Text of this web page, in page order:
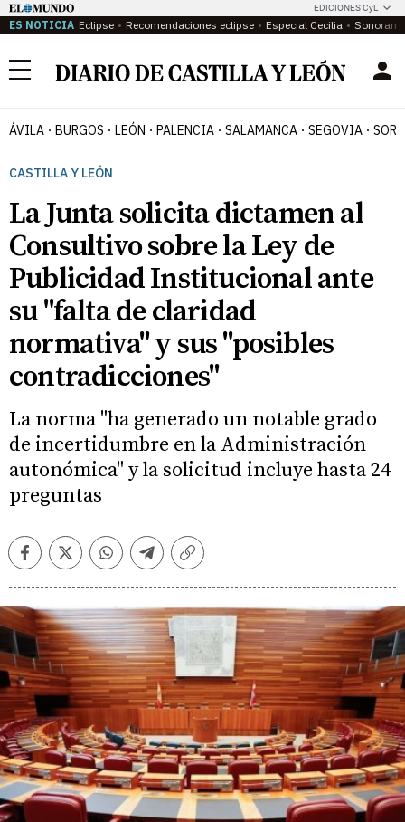
EDICIONES CyL
ES NOTICIA Eclipse Recomendaciones eclipse Especial Cecilia
Menú
ÁVILA BURGOS LEÓN PALENCIA SALAMANCA SEGOVIA
CASTILLA Y LEÓN
La Junta solicita dictamen al
Consultivo sobre la Ley de
Publicidad Institucional ante
su "falta de claridad
normativa" y sus "posibles
contradicciones"
La norma "ha generado un notable grado
de incertidumbre en la Administración
autonómica" y la solicitud incluye hasta 24
preguntas
FacebookTwitterWhatsappTelegramCopiar